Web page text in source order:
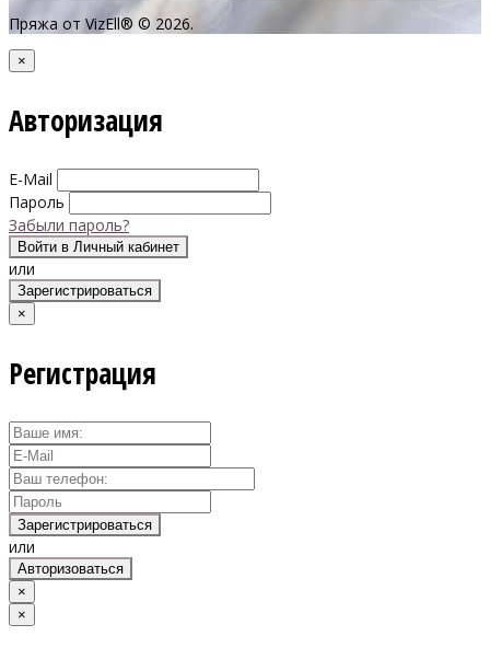
Пряжа от VizEll® © 2026.
×
Авторизация
E-Mail
Пароль
Забыли пароль?
Войти в Личный кабинет
или
Зарегистрироваться
×
Регистрация
Зарегистрироваться
или
Авторизоваться
×
×